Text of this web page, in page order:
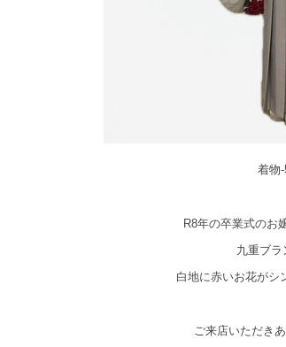
着物
R8年の卒業式のお
九重ブラ
白地に赤いお花がシ
ご来店いただき